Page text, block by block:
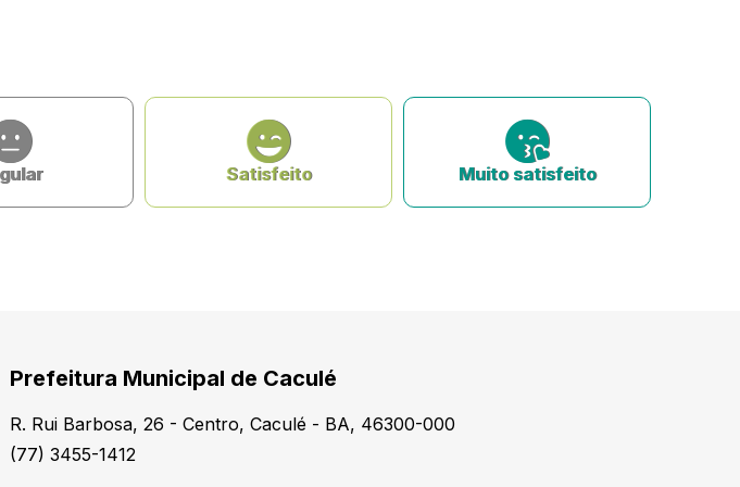
Satisfeito Muito satisfeito
Prefeitura Municipal de Caculé
R. Rui Barbosa, 26 - Centro, Caculé - BA, 46300-000
(77) 3455-1412